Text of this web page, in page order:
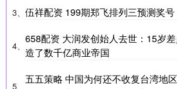
3、 伍祥配资 199期郑飞排列三预测奖
4、
658配资 大润发创始人去世：15岁
造了数千亿商业帝国
5、
五五策略 中国为何还不收复台湾地